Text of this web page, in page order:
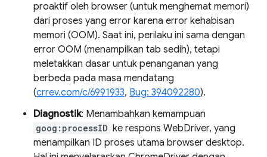
proaktif oleh browser (untuk menghemat memori)
dari proses yang error karena error kehabisan
memori (OOM). Saat ini, perilaku ini sama dengan
error OOM (menampilkan tab sedih), tetapi
meletakkan dasar untuk penanganan yang
berbeda pada masa mendatang
(crrev.com/c/6991933, Bug: 394092280).
Diagnostik: Menambahkan kemampuan
goog:processID ke respons WebDriver, yang
menampilkan ID proses utama browser desktop.